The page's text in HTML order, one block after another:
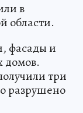
в
области.
фасады и
домов.
три
разрушено